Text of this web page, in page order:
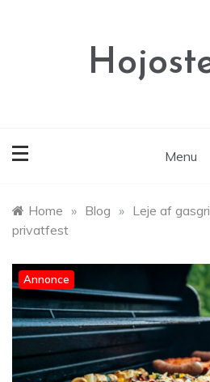
Menu
Home » Blog » Leje af
privatfest
Annonce